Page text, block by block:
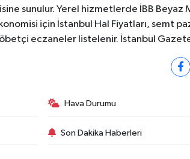
sunulur. Yerel hizmetlerde İBB Beyaz
için İstanbul Hal Fiyatları, semt
eczaneler listelenir. İstanbul
Hava Durumu
Son Dakika Haberleri